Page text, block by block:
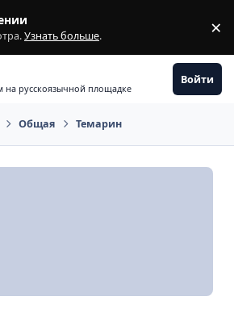
Узнать больше. ×
русскоязычной площадке
Войти
Общая Темарин